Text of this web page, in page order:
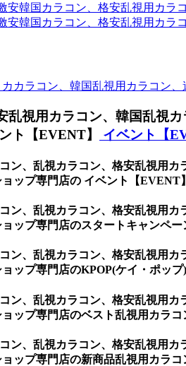
韓国カラコン、格安乱視用カラ
韓国カラコン、格安乱視用カラ
カラコン、韓国乱視用カラコン
視用カラコン、韓国乱視
ト【EVENT】
イベント【
ン、乱視カラコン、格安乱視用
ップ専門店の イベント【EVENT】
ン、乱視カラコン、格安乱視用
ップ専門店のスタートキャンペー
ン、乱視カラコン、格安乱視用
ップ専門店のKPOP(ケイ・ポップ
ン、乱視カラコン、格安乱視用
ップ専門店のベスト乱視用カラコ
ン、乱視カラコン、格安乱視用
ップ専門店の新商品乱視用カラコ